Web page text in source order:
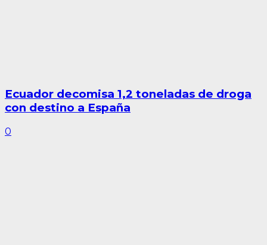
Ecuador decomisa 1,2 toneladas de droga
con destino a España
0